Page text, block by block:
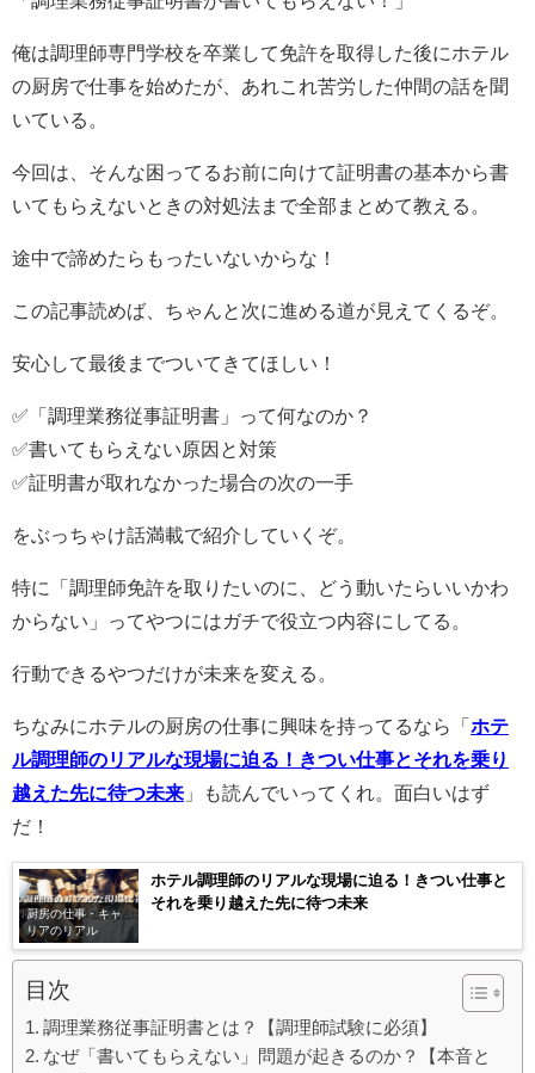
俺は調理師専門学校を卒業して免許を取得した後にホテル
の厨房で仕事を始めたが、あれこれ苦労した仲間の話を聞
いている。
今回は、そんな困ってるお前に向けて証明書の基本から書
いてもらえないときの対処法まで全部まとめて教える。
途中で諦めたらもったいないからな！
この記事読めば、ちゃんと次に進める道が見えてくるぞ。
安心して最後までついてきてほしい！
✅「調理業務従事証明書」って何なのか？
✅書いてもらえない原因と対策
✅証明書が取れなかった場合の次の一手
をぶっちゃけ話満載で紹介していくぞ。
特に「調理師免許を取りたいのに、どう動いたらいいかわ
からない」ってやつにはガチで役立つ内容にしてる。
行動できるやつだけが未来を変える。
ちなみにホテルの厨房の仕事に興味を持ってるなら「 ホテ
ル調理師のリアルな現場に迫る！きつい仕事とそれを乗り
越えた先に待つ未来 」も読んでいってくれ。面白いはず
だ！
厨房の仕事・キャ
リアのリアル
ホテル調理師のリアルな現場に迫る！きつい仕事と
それを乗り越えた先に待つ未来
目次
調理業務従事証明書とは？【調理師試験に必須】
なぜ「書いてもらえない」問題が起きるのか？【本音と